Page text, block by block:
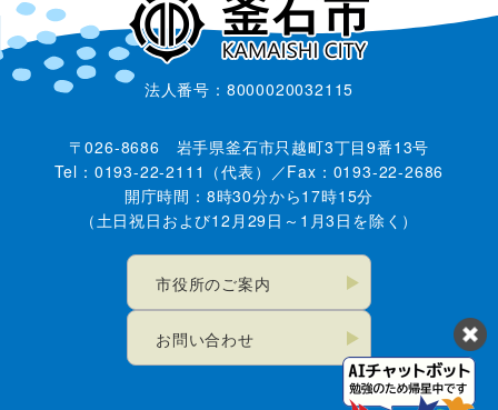
法人番号：8000020032115
〒026-8686 岩手県釜石市只越町3丁目9番13号
Tel：0193-22-2111（代表）／Fax：0193-22-2686
開庁時間：8時30分から17時15分
（土日祝日および12月29日～1月3日を除く）
市役所のご案内
お問い合わせ